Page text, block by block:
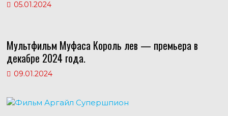
ki
05.01.2024
Мультфильм Муфаса Король лев — премьера в
декабре 2024 года.
09.01.2024